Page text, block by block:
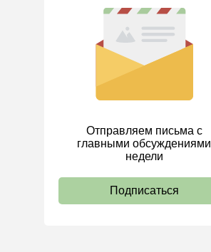
Отправляем письма с
главными обсуждениями
недели
Подписаться